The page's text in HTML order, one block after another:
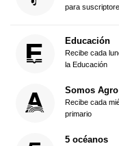
para
Educación
Recibe cada
la Educación
Somos Agro
Recibe cada
primario
5 océanos